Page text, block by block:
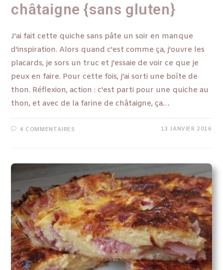
châtaigne {sans gluten}
J'ai fait cette quiche sans pâte un soir en manque
d'inspiration. Alors quand c'est comme ça, j'ouvre les
placards, je sors un truc et j'essaie de voir ce que je
peux en faire. Pour cette fois, j'ai sorti une boîte de
thon. Réflexion, action : c'est parti pour une quiche au
thon, et avec de la farine de châtaigne, ça…
4 COMMENTAIRES 13 JANVIER 2016